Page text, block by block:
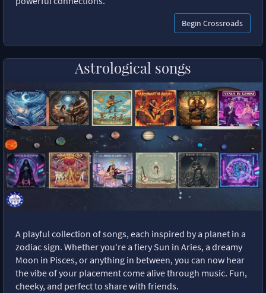
Begin Crossroads
Astrological songs
A playful collection of songs, each inspired by a planet in a
zodiac sign. Whether you're a fiery Sun in Aries, a dreamy
Moon in Pisces, or anything in between, you can now hear
the vibe of your placement come alive through music. Fun,
cheeky, and perfect to share with friends.